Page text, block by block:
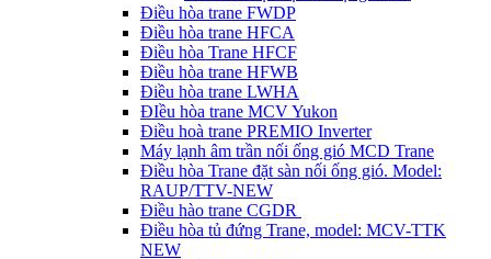
Điều hòa trane FWDP
Điều hòa trane HFCA
Điều hòa Trane HFCF
Điều hòa trane HFWB
Điều hòa trane LWHA
ĐIều hòa trane MCV Yukon
Điều hoà trane PREMIO Inverter
Máy lạnh âm trần nối ống gió MCD Trane
Điều hòa Trane đặt sàn nối ống gió. Model:
RAUP/TTV-NEW
Điều hào trane CGDR
Điều hòa tủ đứng Trane, model: MCV-TTK
NEW